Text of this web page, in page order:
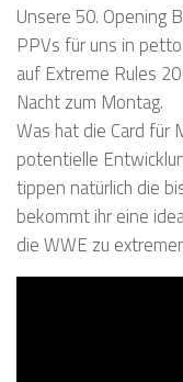
Unsere 50. Opening
PPVs für uns in
auf Extreme Rules
Nacht zum Montag.
Was hat die Card für
potentielle
tippen natürlich die
bekommt ihr eine
die WWE zu